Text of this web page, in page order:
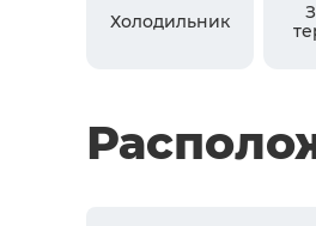
Холодильник